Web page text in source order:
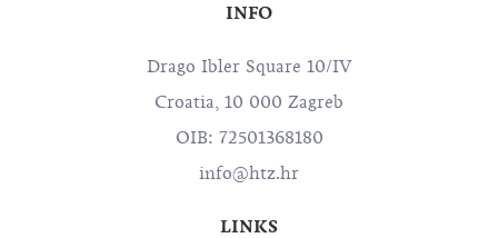
INFO
Drago Ibler Square 10/IV
Croatia, 10 000 Zagreb
OIB: 72501368180
info@htz.hr
LINKS